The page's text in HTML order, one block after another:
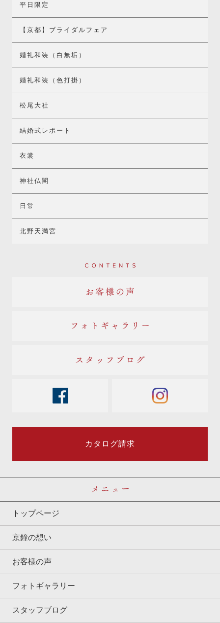
平日限定
【京都】ブライダルフェア
婚礼和装（白無垢）
婚礼和装（色打掛）
松尾大社
結婚式レポート
衣裳
神社仏閣
日常
北野天満宮
Contents
お客様の声
フォトギャラリー
スタッフブログ
instagram
カタログ請求
トップページ
京鐘の想い
お客様の声
フォトギャラリー
スタッフブログ